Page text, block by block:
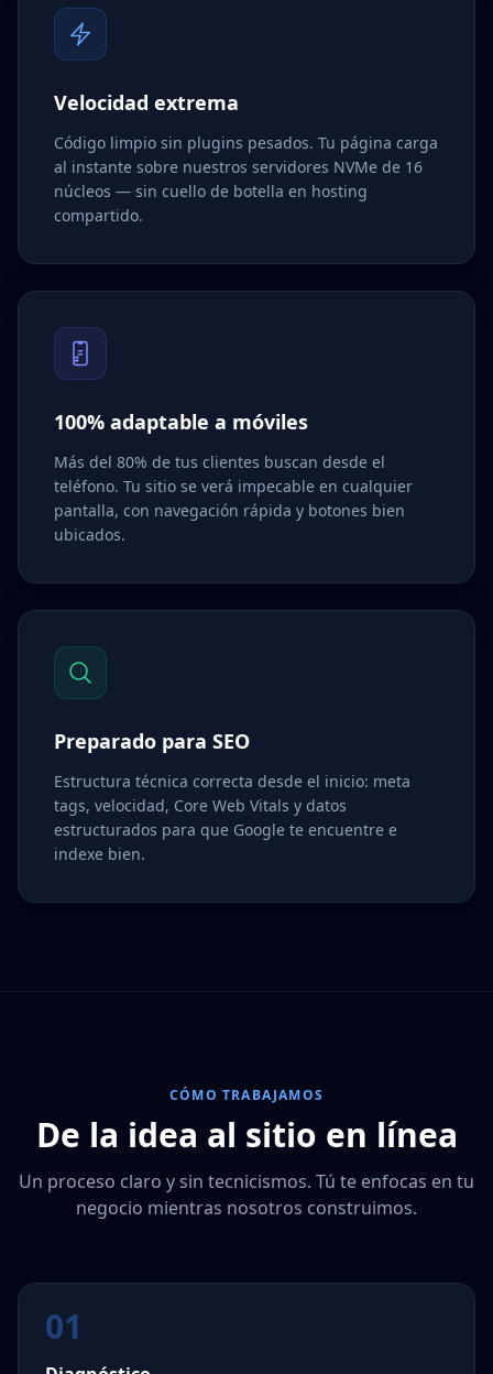
Velocidad extrema
Código limpio sin plugins pesados. Tu página carga
al instante sobre nuestros servidores NVMe de 16
núcleos — sin cuello de botella en hosting
compartido.
100% adaptable a móviles
Más del 80% de tus clientes buscan desde el
teléfono. Tu sitio se verá impecable en cualquier
pantalla, con navegación rápida y botones bien
ubicados.
Preparado para SEO
Estructura técnica correcta desde el inicio: meta
tags, velocidad, Core Web Vitals y datos
estructurados para que Google te encuentre e
indexe bien.
CÓMO TRABAJAMOS
De la idea al sitio en línea
Un proceso claro y sin tecnicismos. Tú te enfocas en tu
negocio mientras nosotros construimos.
01